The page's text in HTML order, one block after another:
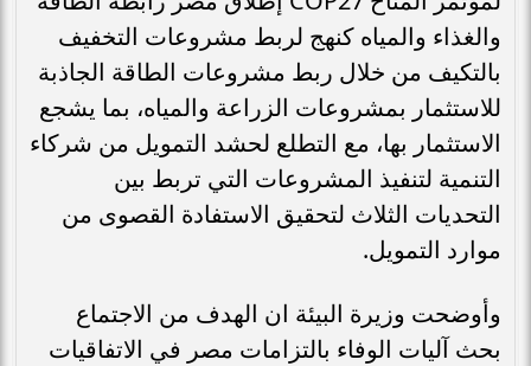
والغذاء والمياه كنهج لربط مشروعات التخفيف
بالتكيف من خلال ربط مشروعات الطاقة الجاذبة
للاستثمار بمشروعات الزراعة والمياه، بما يشجع
الاستثمار بها، مع التطلع لحشد التمويل من شركاء
التنمية لتنفيذ المشروعات التي تربط بين
التحديات الثلاث لتحقيق الاستفادة القصوى من
موارد التمويل.
وأوضحت وزيرة البيئة ان الهدف من الاجتماع
بحث آليات الوفاء بالتزامات مصر في الاتفاقيات